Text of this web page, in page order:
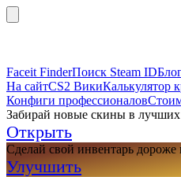
Faceit FinderПоиск Steam ID
На сайтCS2 ВикиКалькулятор
Конфиги профессионалов
Забирай новые скины в лучших
Открыть
Сделай свой инвентарь дороже
Улучшить